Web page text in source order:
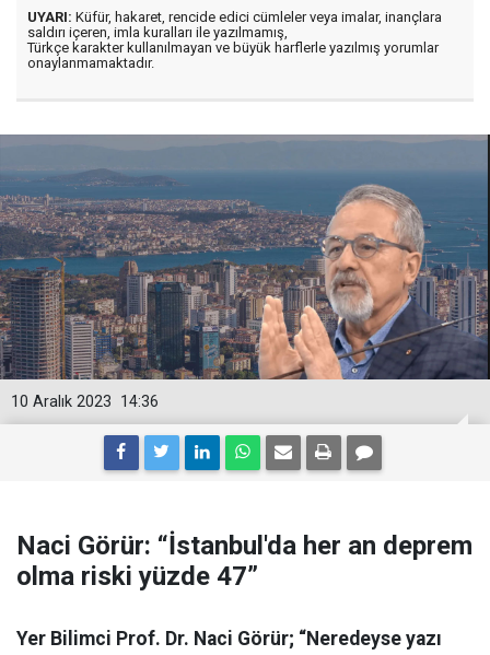
UYARI: Küfür, hakaret, rencide edici cümleler veya imalar, inançlara
saldırı içeren, imla kuralları ile yazılmamış,
Türkçe karakter kullanılmayan ve büyük harflerle yazılmış yorumlar
onaylanmamaktadır.
14:36
10 Aralık 2023
Naci Görür: “İstanbul'da her an deprem
olma riski yüzde 47”
Yer Bilimci Prof. Dr. Naci Görür; “Neredeyse yazı